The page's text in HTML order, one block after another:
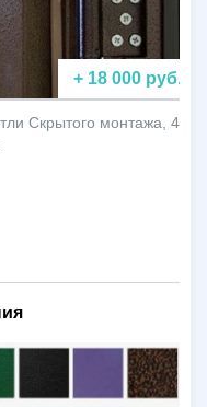
+ 18 000 руб.
Скрытого монтажа, 4